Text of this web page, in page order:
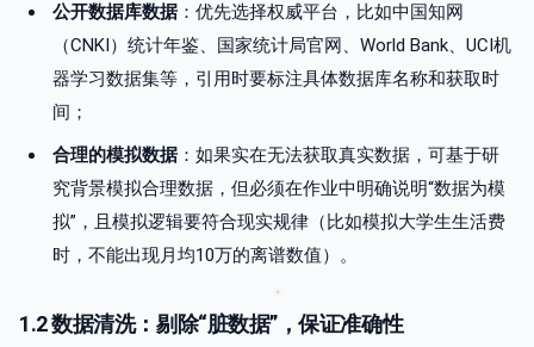
公开数据库数据 ：优先选择权威平台，比如中国知网
（CNKI）统计年鉴、国家统计局官网、World Bank、UCI机
器学习数据集等，引用时要标注具体数据库名称和获取时
间；
合理的模拟数据 ：如果实在无法获取真实数据，可基于研
究背景模拟合理数据，但必须在作业中明确说明“数据为模
拟”，且模拟逻辑要符合现实规律（比如模拟大学生生活费
时，不能出现月均10万的离谱数值）。
1.2 数据清洗：剔除“脏数据”，保证准确性